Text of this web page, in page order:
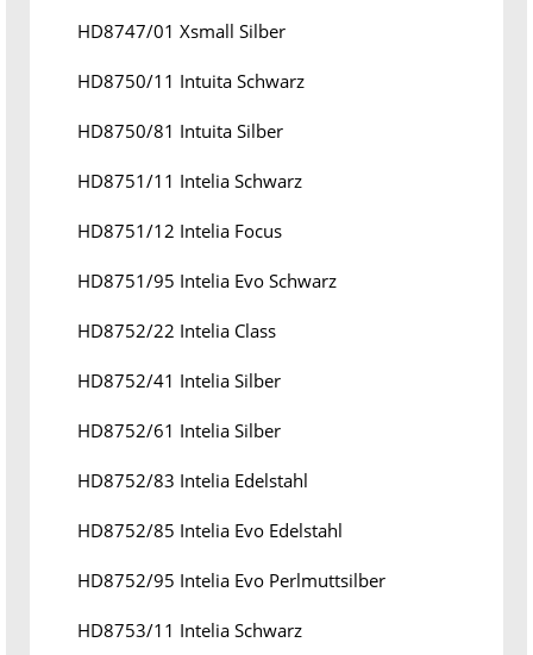
HD8747/01 Xsmall Silber
HD8750/11 Intuita Schwarz
HD8750/81 Intuita Silber
HD8751/11 Intelia Schwarz
HD8751/12 Intelia Focus
HD8751/95 Intelia Evo Schwarz
HD8752/22 Intelia Class
HD8752/41 Intelia Silber
HD8752/61 Intelia Silber
HD8752/83 Intelia Edelstahl
HD8752/85 Intelia Evo Edelstahl
HD8752/95 Intelia Evo Perlmuttsilber
HD8753/11 Intelia Schwarz